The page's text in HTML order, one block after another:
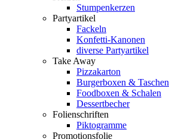
Stumpenkerzen
Partyartikel
Fackeln
Konfetti-Kanonen
diverse Partyartikel
Take Away
Pizzakarton
Burgerboxen & Taschen
Foodboxen & Schalen
Dessertbecher
Folienschriften
Piktogramme
Promotionsfolie